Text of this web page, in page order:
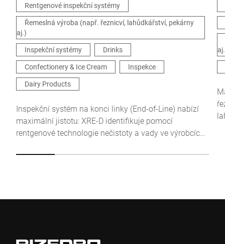
Tímto potvrzuji, že souhlasím s použitím svých údajů ke
zpracování tohoto požadavku Další informace naleznete v
Prohlášení o ochraně údajů*
Anti-Robot Verification
Rentgenové inspekční systémy
Řemeslná výroba (např. řeznicví, lahůdkářství, pekárny
aj.)
Inspekční systémy
Drinks
Confectionery & Ice Cream
Inspekce
Dairy Products
Inspekční systém na konci linky (End-of-Line) nabízí
maximální jistotu: XRE-D identifikuje pomocí
rentgenové technologie nečistoty a vady ve výrobcích
těles detekuje chybějící, vadné nebo deformované